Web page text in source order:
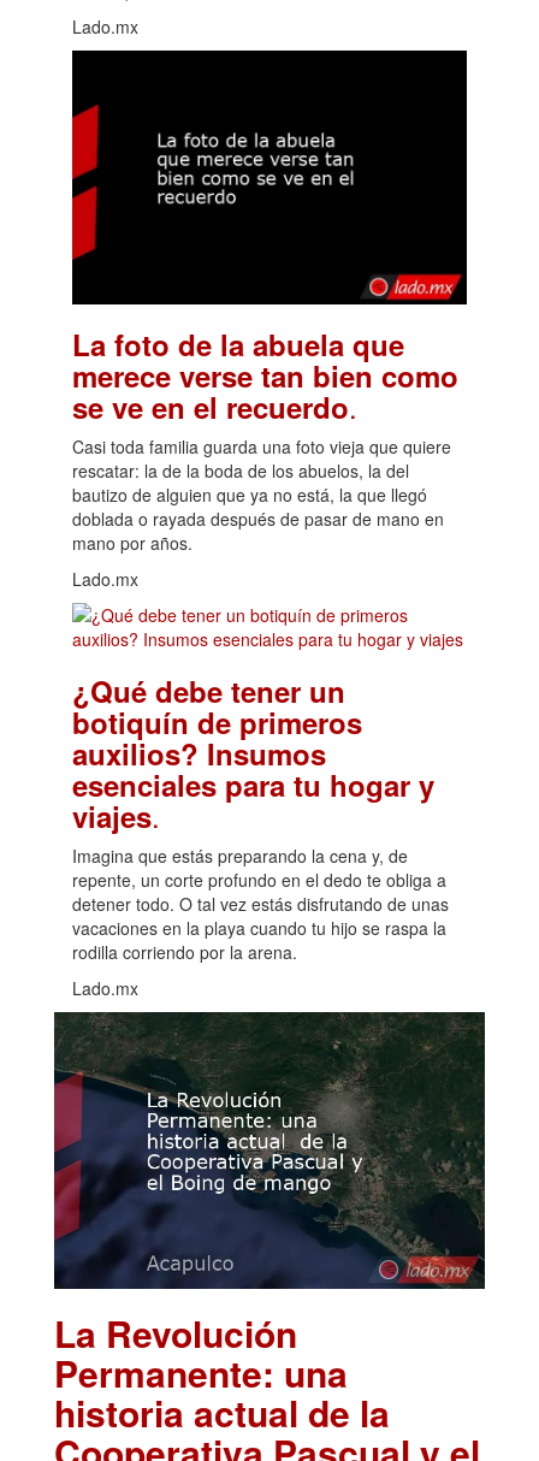
Lado.mx
La foto de la abuela que
merece verse tan bien como
se ve en el recuerdo.
Casi toda familia guarda una foto vieja que quiere
rescatar: la de la boda de los abuelos, la del
bautizo de alguien que ya no está, la que llegó
doblada o rayada después de pasar de mano en
mano por años.
Lado.mx
¿Qué debe tener un
botiquín de primeros
auxilios? Insumos
esenciales para tu hogar y
viajes.
Imagina que estás preparando la cena y, de
repente, un corte profundo en el dedo te obliga a
detener todo. O tal vez estás disfrutando de unas
vacaciones en la playa cuando tu hijo se raspa la
rodilla corriendo por la arena.
Lado.mx
La Revolución
Permanente: una
historia actual de la